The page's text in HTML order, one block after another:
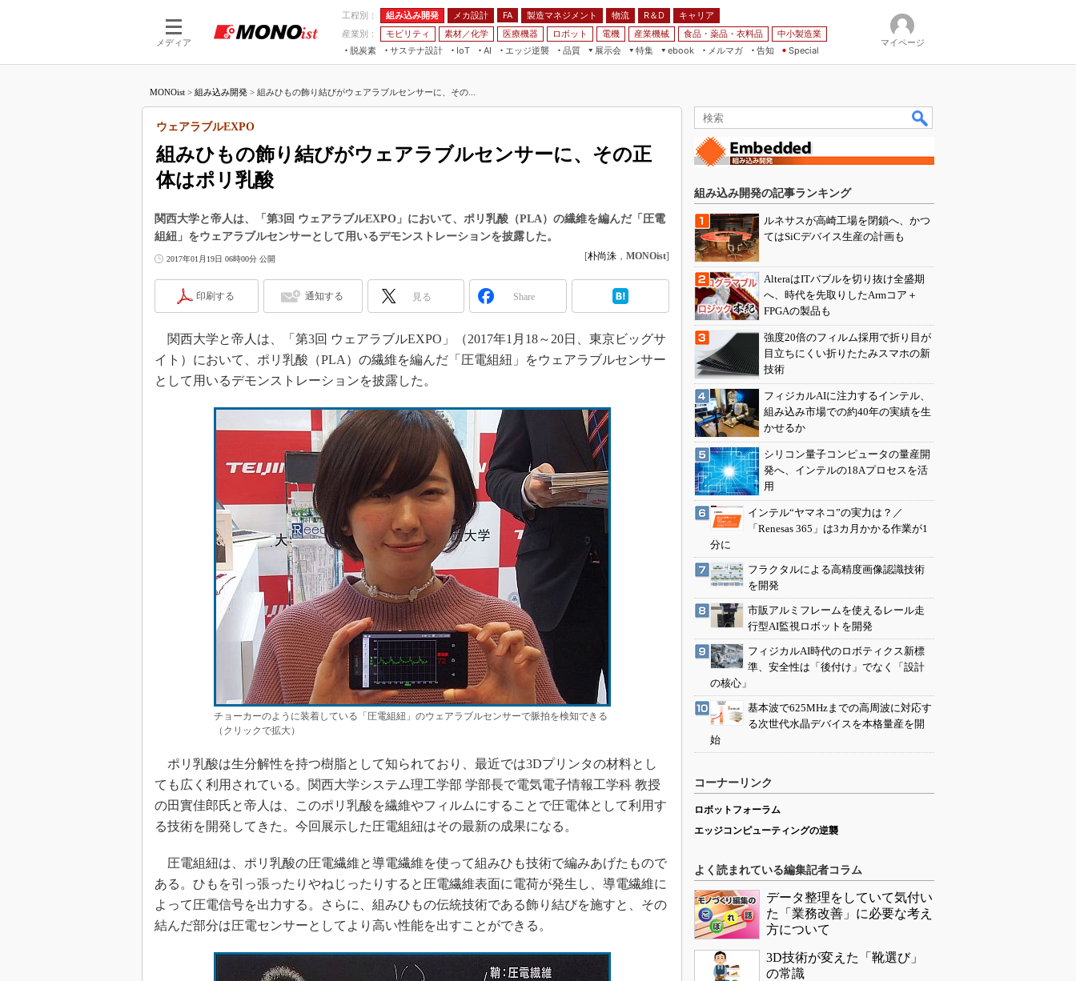
メディア
工程別： 組み込み開発 メカ設計 FA 製造マネジメント 物流 R＆D
キャリア
産業別：
モビリティ 素材／化学 医療機器 ロボット 電機 産業機械 食品・薬品・衣料品
中小製造業
脱炭素
サステナ設計
IoT
つながる工場
AI
AI×設備保全
エッジ逆襲 品質
展示会
JIMTOF
IIFES
TECHNO-FRONTIER
EdgeTech+
特集
つながるクルマ
フィールドサービス
組み込み画像技術
組み込みモデリング
車載ソフト開発
ISO26262
無償設計ツール
3Dプリンタ
S＆OP
インダストリー4.0
イノベーション
製造業ビッグデータ
メイドインジャパン
植物工場
知財マネジメント
海外生産
グローバル設計・開発
制御セキュリティ
新型コロナへの対応
ebook
モビリティ
メルマガ
告知 Special
マイページ
MONOist > 組み込み開発 > 組みひもの飾り結びがウェアラブルセンサーに、その...
組みひもの飾り結びがウェアラブルセンサーに、その正
体はポリ乳酸
ウェアラブルEXPO
関西大学と帝人は、「第3回 ウェアラブルEXPO」において、ポリ乳酸（PLA）の繊維を編んだ「圧電
組紐」をウェアラブルセンサーとして用いるデモンストレーションを披露した。
2017年01月19日 06時00分 公開 [朴尚洙 ， MONOist]
印刷する 通知する 見る Share
関西大学と帝人は、「第3回 ウェアラブルEXPO」（2017年1月18～20日、東京ビッグサ
イト）において、ポリ乳酸（PLA）の繊維を編んだ「圧電組紐」をウェアラブルセンサー
として用いるデモンストレーションを披露した。
チョーカーのように装着している「圧電組紐」のウェアラブルセンサーで脈拍を検知できる
（クリックで拡大）
ポリ乳酸は生分解性を持つ樹脂として知られており、最近では3Dプリンタの材料とし
ても広く利用されている。関西大学システム理工学部 学部長で電気電子情報工学科 教授
の田實佳郎氏と帝人は、このポリ乳酸を繊維やフィルムにすることで圧電体として利用す
る技術を開発してきた。今回展示した圧電組紐はその最新の成果になる。
圧電組紐は、ポリ乳酸の圧電繊維と導電繊維を使って組みひも技術で編みあげたもので
ある。ひもを引っ張ったりやねじったりすると圧電繊維表面に電荷が発生し、導電繊維に
よって圧電信号を出力する。さらに、組みひもの伝統技術である飾り結びを施すと、その
結んだ部分は圧電センサーとしてより高い性能を出すことができる。
組み込み開発の記事ランキング
ルネサスが高崎工場を閉鎖へ、かつ
てはSiCデバイス生産の計画も
AlteraはITバブルを切り抜け全盛期
へ、時代を先取りしたArmコア＋
FPGAの製品も
強度20倍のフィルム採用で折り目が
目立ちにくい折りたたみスマホの新
技術
フィジカルAIに注力するインテル、
組み込み市場での約40年の実績を生
かせるか
シリコン量子コンピュータの量産開
発へ、インテルの18Aプロセスを活
用
インテル“ヤマネコ”の実力は？／
「Renesas 365」は3カ月かかる作業が1
分に
フラクタルによる高精度画像認識技術
を開発
市販アルミフレームを使えるレール走
行型AI監視ロボットを開発
フィジカルAI時代のロボティクス新標
準、安全性は「後付け」でなく「設計
の核心」
基本波で625MHzまでの高周波に対応す
る次世代水晶デバイスを本格量産を開
始
コーナーリンク
ロボットフォーラム
エッジコンピューティングの逆襲
よく読まれている編集記者コラム
データ整理をしていて気付い
た「業務改善」に必要な考え
方について
3D技術が変えた「靴選び」
の常識